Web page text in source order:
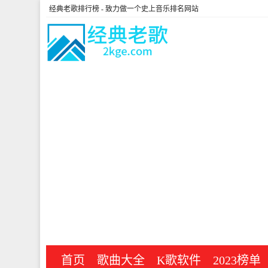
经典老歌排行榜 - 致力做一个史上音乐排名网站
首页 歌曲大全 K歌软件 2023榜单